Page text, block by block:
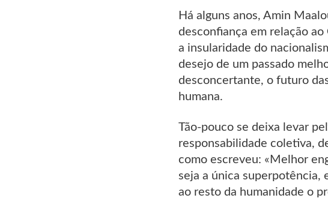
Há alguns anos, Amin
desconfiança em relação
a insularidade do
desejo de um passado
desconcertante, o futuro
humana.
Tão-pouco se deixa levar
responsabilidade coletiva,
como escreveu: «Melhor
seja a única superpotência,
ao resto da humanidade o